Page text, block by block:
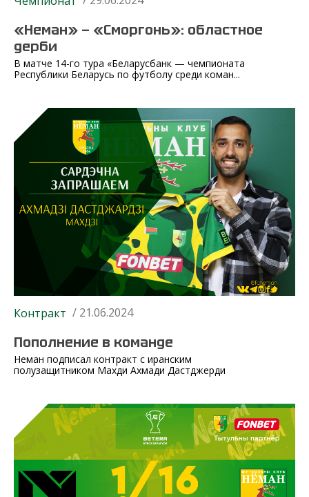
«Неман» — «Сморгонь»: областное
дерби
В матче 14-го тура «Беларусбанк — чемпионата
Республики Беларусь по футболу среди коман...
Контракт / 21.06.2024
Пополнение в команде
Неман подписал контракт с иранским
полузащитником Махди Ахмади Дастджерди